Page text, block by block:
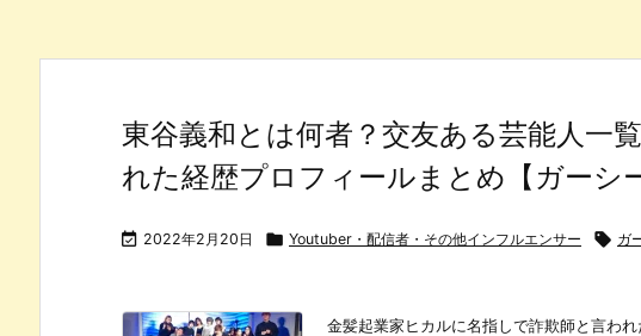
東谷義和とは何者？交友ある芸能人一
れた経歴プロフィールまとめ【ガーシ
 2022年2月20日  Youtuber・配信者・その他インフルエンサー  ガ
金髪起業家ヒカルに名指しで詐欺師と言われ